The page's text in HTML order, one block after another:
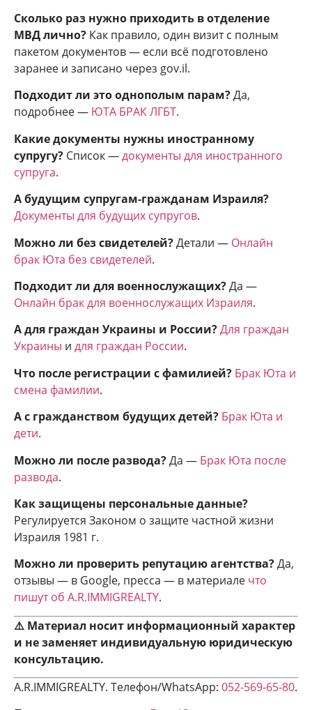
Сколько раз нужно приходить в отделение
МВД лично? Как правило, один визит с полным
пакетом документов — если всё подготовлено
заранее и записано через gov.il.
Подходит ли это однополым парам?Да,
подробнее — ЮТА БРАК ЛГБТ.
Какие документы нужны иностранному
супругу? Список —документы для иностранного
супруга.
А будущим супругам-гражданам Израиля?
Документы для будущих супругов.
Можно ли без свидетелей?Детали — Онлайн
брак Юта без свидетелей.
Подходит ли для военнослужащих?Да —
Онлайн брак для военнослужащих Израиля.
А для граждан Украины и России?Для граждан
Украины и для граждан России.
Что после регистрации с фамилией? Брак Юта и
смена фамилии.
А с гражданством будущих детей? Брак Юта и
дети.
Можно ли после развода?Да — Брак Юта после
развода.
Как защищены персональные данные?
Регулируется Законом о защите частной жизни
Израиля 1981 г.
Можно ли проверить репутацию агентства?Да,
отзывы — в Google, пресса — в материале что
пишут об A.R.IMMIGREALTY.
⚠️ Материал носит информационный характер
и не заменяет индивидуальную юридическую
консультацию.
A.R.IMMIGREALTY. Телефон/WhatsApp: 052-569-65-80.